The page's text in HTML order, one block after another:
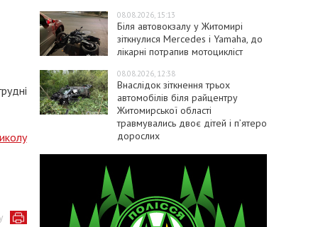
08.08.2026, 15:13
Біля автовокзалу у Житомирі
зіткнулися Mercedes і Yamaha, до
лікарні потрапив мотоцикліст
08.08.2026, 12:38
Внаслідок зіткнення трьох
автомобілів біля райцентру
Житомирської області
травмувались двоє дітей і пʼятеро
дорослих